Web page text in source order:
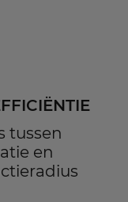
tussen
en